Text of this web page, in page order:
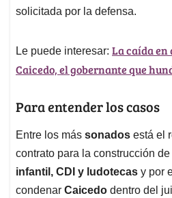
solicitada por la defensa.
Le puede interesar: La caída en
Caicedo, el gobernante que
Para entender los casos
Entre los más sonados está el
contrato para la construcción de
infantil, CDI y ludotecas y por
condenar Caicedo dentro del